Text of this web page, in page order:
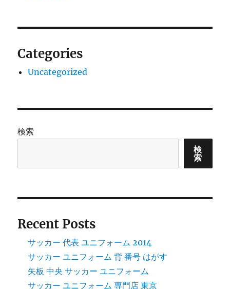
Categories
Uncategorized
検索
検
索
Recent Posts
サッカー 代表 ユニフォーム 2014
サッカー ユニフォーム 背 番号 はがす
矢板 中央 サッカー ユニフォーム
サッカー ユニフォーム 専門店 東京